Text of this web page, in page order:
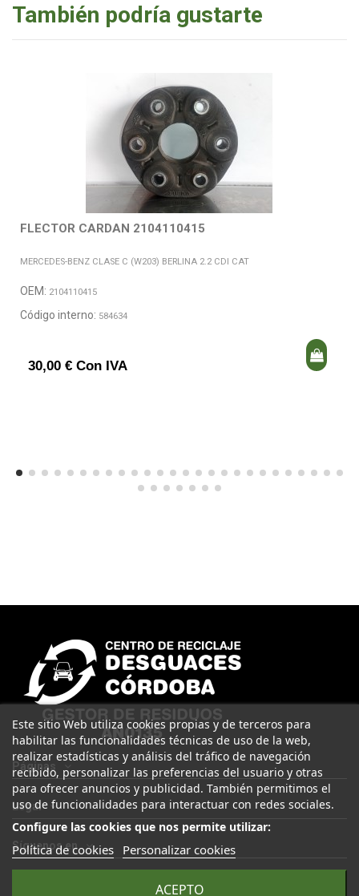
También podría gustarte
FLECTOR CARDAN 2104110415
MERCEDES-BENZ CLASE C (W203) BERLINA 2.2 CDI CAT
OEM: 2104110415
Código interno: 584634
30,00 € Con IVA
Páginas
Legal
Este sitio Web utiliza cookies propias y de terceros para
habilitar las funcionalidades técnicas de uso de la web,
realizar estadísticas y análisis del tráfico de navegación
recibido, personalizar las preferencias del usuario y otras
para ofrecer anuncios y publicidad. También permitimos el
uso de funcionalidades para interactuar con redes sociales.
Configure las cookies que nos permite utilizar:
Política de cookies Personalizar cookies
ACEPTO
Síguenos en